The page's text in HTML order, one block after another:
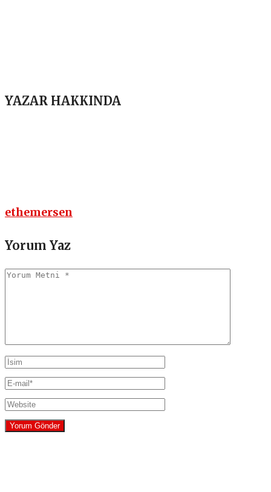
YAZAR HAKKINDA
ethemersen
Yorum Yaz